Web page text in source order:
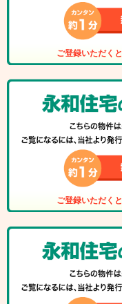
ご登録いただくと
ご登録いただくと